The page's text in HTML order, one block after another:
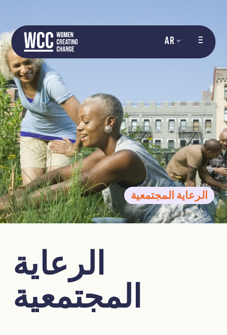
AR
الرعاية المجتمعية
الرعاية
المجتمعية